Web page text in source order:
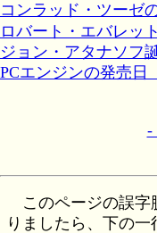
コンラッド・ツーゼ
ロバート・エバレッ
ジョン・アタナソフ
PCエンジンの発売日
-
このページの誤
りましたら、下の